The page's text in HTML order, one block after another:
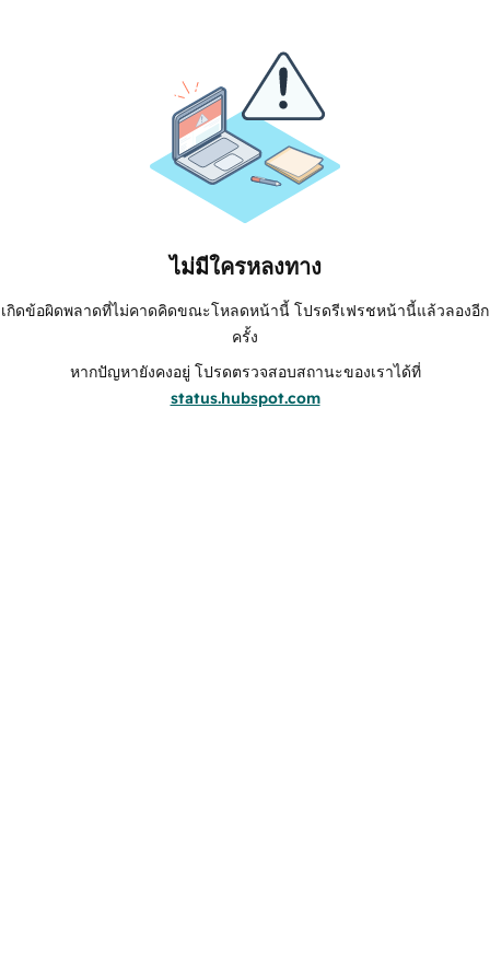
ไม่มีใครหลงทาง
เกิดข้อผิดพลาดที่ไม่คาดคิดขณะโหลดหน้านี้ โปรดรีเฟรชหน้านี้แล้วลองอีก
ครั้ง
หากปัญหายังคงอยู่ โปรดตรวจสอบสถานะของเราได้ที่
status.hubspot.com